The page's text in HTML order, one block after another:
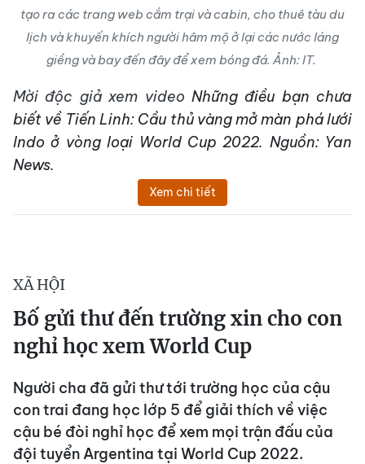
tạo ra các trang web cắm trại và cabin, cho thuê tàu du
lịch và khuyến khích người hâm mộ ở lại các nước láng
giềng và bay đến đây để xem bóng đá. Ảnh: IT.
Mời độc giả xem video Những điều bạn chưa
biết về Tiến Linh: Cầu thủ vàng mở màn phá lưới
Indo ở vòng loại World Cup 2022. Nguồn: Yan
News.
Xem chi tiết
XÃ HỘI
Bố gửi thư đến trường xin cho con
nghỉ học xem World Cup
Người cha đã gửi thư tới trường học của cậu
con trai đang học lớp 5 để giải thích về việc
cậu bé đòi nghỉ học để xem mọi trận đấu của
đội tuyển Argentina tại World Cup 2022.